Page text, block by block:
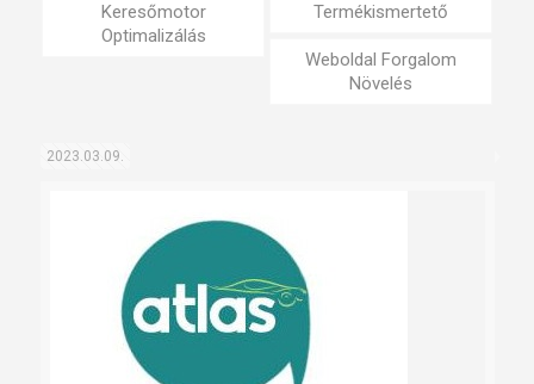
Keresőmotor
Optimalizálás
Termékismertető
Weboldal Forgalom
Növelés
2023.03.09.